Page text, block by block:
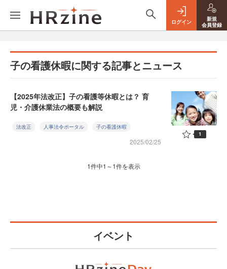
ログイン
新規
会員登録
子の看護休暇に関する記事とニュース
【2025年法改正】子の看護等休暇とは？ 育
児・介護休業法の概要も解説
法改正 人事法令ポータル 子の看護休暇
2025/02/25
1
1件中1～1件を表示
イベント